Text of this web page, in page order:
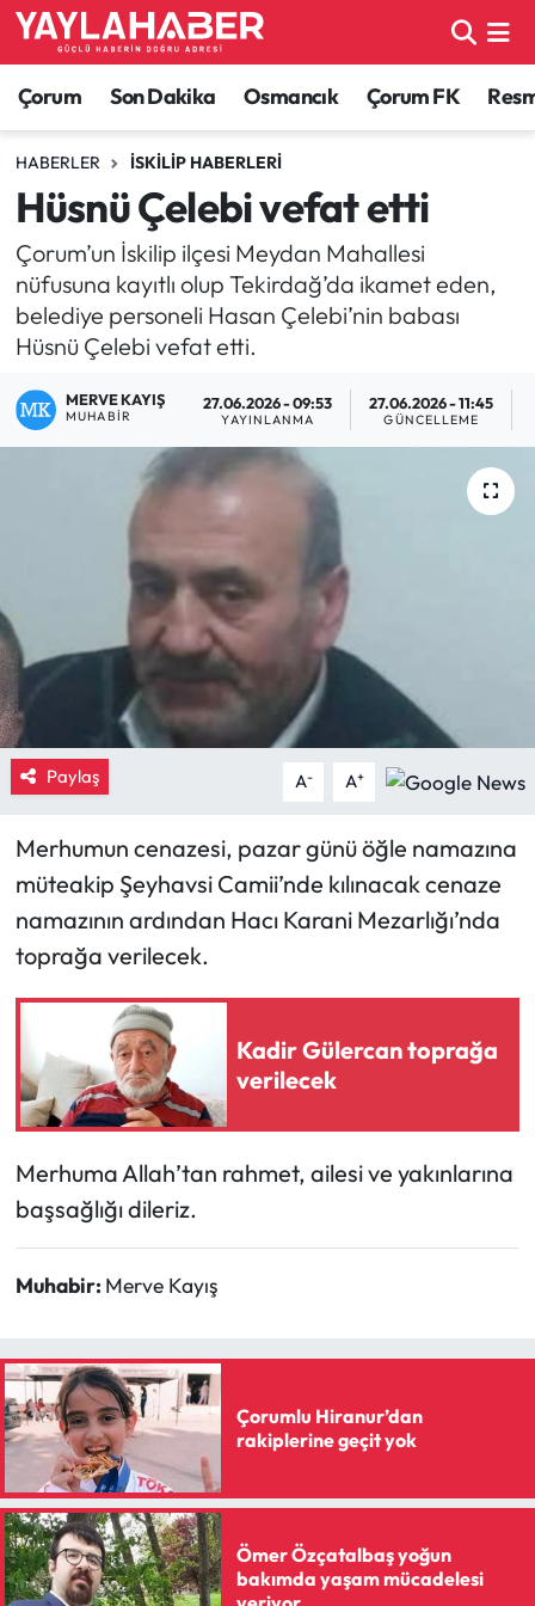
Çorum Son Dakika Osmancık Çorum FK
HABERLER İSKILIP HABERLERI
Hüsnü Çelebi vefat etti
Çorum’un İskilip ilçesi Meydan Mahallesi
nüfusuna kayıtlı olup Tekirdağ’da ikamet eden,
belediye personeli Hasan Çelebi’nin babası
Hüsnü Çelebi vefat etti.
MERVE KAYIŞ
MUHABIR
27.06.2026 - 09:53
YAYINLANMA
27.06.2026 - 11:45
GÜNCELLEME
Paylaş A- A+
Merhumun cenazesi, pazar günü öğle namazına
müteakip Şeyhavsi Camii’nde kılınacak cenaze
namazının ardından Hacı Karani Mezarlığı’nda
toprağa verilecek.
Kadir Gülercan toprağa
verilecek
Merhuma Allah’tan rahmet, ailesi ve yakınlarına
başsağlığı dileriz.
Muhabir: Merve Kayış
Çorumlu Hiranur’dan
rakiplerine geçit yok
Ömer Özçatalbaş yoğun
bakımda yaşam mücadelesi
Alaca Haberleri
Bayat Haberleri
Bilgi - Keşfet Haberleri
Bilim ve Teknoloji
Boğazkale Haberleri
Çorum Haberleri
Çorum Son Dakika Haberleri
Dodurga Haberleri
Ekonomi
Güncel
İskilip Haberleri
Kimdir?
Kültür Sanat
Laçin Haberleri
Magazin
Mecitözü Haberleri
Oğuzlar Haberleri
Ortaköy Haberleri
Otomotiv
Resmi İlan
Resmi Reklam
Sağlık
Çorum Nöbetçi Eczaneler
Çorum Hava Durumu
Çorum Namaz Vakitleri
Çorum Trafik Yoğunluk Haritası
TFF 1.Lig Puan Durumu ve Fikstür
Tüm Manşetler
Son Dakika Haberleri
Haber Arşivi